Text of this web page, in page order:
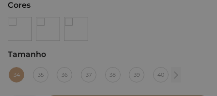
Cores
Tamanho
: 34
34 35 36 37 38 39 40